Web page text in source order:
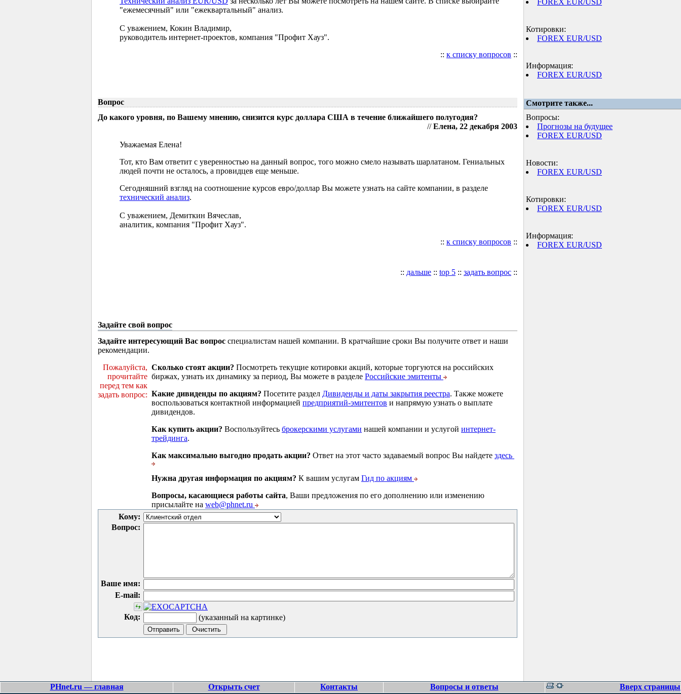
"ежемесячный" или "ежеквартальный" анализ.
С уважением, Кокин Владимир,
руководитель интернет-проектов, компания "Профит Хауз".
:: к списку вопросов ::
FOREX EUR/USD
Котировки:
FOREX EUR/USD
Информация:
FOREX EUR/USD
Вопрос
Смотрите также...
До какого уровня, по Вашему мнению, снизится курс доллара США в течение ближайшего полугодия?
//Елена, 22 декабря 2003
Уважаемая Елена!
Тот, кто Вам ответит с уверенностью на данный вопрос, того можно смело называть шарлатаном. Гениальных
людей почти не осталось, а провидцев еще меньше.
Сегодняшний взгляд на соотношение курсов евро/доллар Вы можете узнать на сайте компании, в разделе
технический анализ.
С уважением, Демиткин Вячеслав,
аналитик, компания "Профит Хауз".
:: к списку вопросов ::
Вопросы:
Прогнозы на будущее
FOREX EUR/USD
Новости:
FOREX EUR/USD
Котировки:
FOREX EUR/USD
Информация:
FOREX EUR/USD
:: дальше :: top 5 :: задать вопрос ::
Задайте свой вопрос
Задайте интересующий Вас вопрос специалистам нашей компании. В кратчайшие сроки Вы получите ответ и наши
рекомендации.
Пожалуйста,
прочитайте
перед тем как
задать вопрос:
Сколько стоят акции? Посмотреть текущие котировки акций, которые торгуются на российских
биржах, узнать их динамику за период, Вы можете в разделе Российские эмитенты
Какие дивиденды по акциям? Посетите раздел Дивиденды и даты закрытия реестра. Также можете
воспользоваться контактной информацией предприятий-эмитентов и напрямую узнать о выплате
дивидендов.
Как купить акции? Воспользуйтесь брокерскими услугами нашей компании и услугой интернет-
трейдинга.
Как максимально выгодно продать акции? Ответ на этот часто задаваемый вопрос Вы найдете здесь
Нужна другая информация по акциям? К вашим услугам Гид по акциям
Вопросы, касающиеся работы сайта, Ваши предложения по его дополнению или изменению
присылайте на web@phnet.ru
Кому:
Вопрос:
Ваше имя:
E-mail:
Код: (указанный на картинке)
PHnet.ru — главная Открыть счет Контакты Вопросы и ответы Вверх страницы